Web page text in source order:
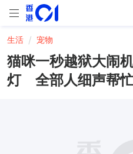
生活 宠物
猫咪一秒越狱大闹
灯 全部人细声帮忙